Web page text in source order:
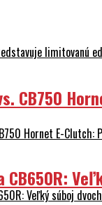
predstavuje
Hornet E-
Veľký súboj
CB750
CB650R: